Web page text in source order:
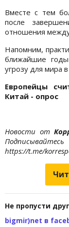
Вместе с тем
после
отношения
Напомним,
ближайшие
угрозу для мира
Европейцы
Китай - опрос
Новости от
https://t.me/
Не пропусти
bigmir)net в